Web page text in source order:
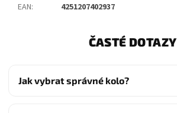
EAN: 4251207402937
ČASTÉ DOTAZY
Jak vybrat správné kolo?